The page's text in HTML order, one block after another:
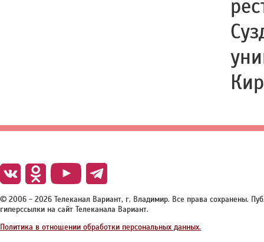
© 2006 - 2026 Телеканал Вариант, г. Владимир. Все права сохранены.
гиперссылки на сайт Телеканала Вариант.
Политика в отношении обработки персональных данных.